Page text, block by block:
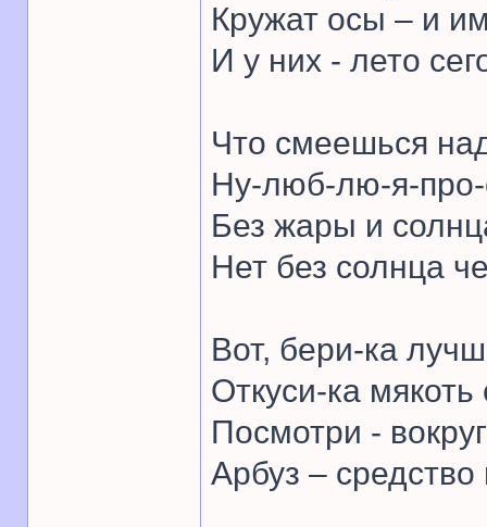
Кружат осы – и
И у них - лето
Что смеешься
Ну-люб-лю-я-про-
Без жары и
Нет без солнца
Вот, бери-ка
Откуси-ка мякоть
Посмотри -
Арбуз – средство